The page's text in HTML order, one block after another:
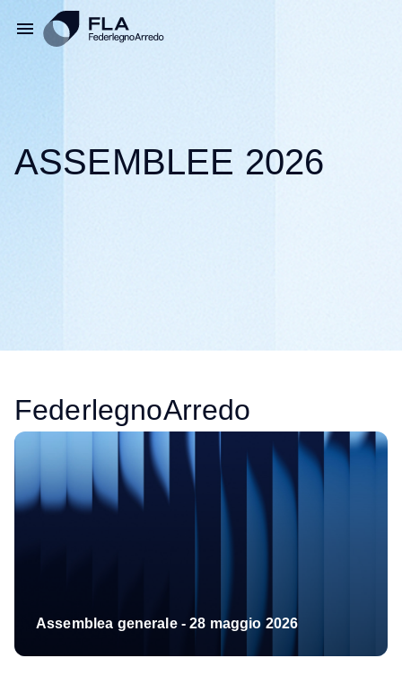
ASSEMBLEE 2026
FederlegnoArredo
Assemblea generale - 28 maggio 2026